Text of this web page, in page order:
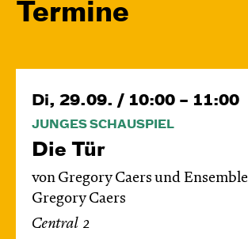
Termine
Di, 29.09. / 10:00 – 11:00
JUNGES SCHAUSPIEL
Die Tür
von Gregory Caers und Ensemble
Gregory Caers
Central 2